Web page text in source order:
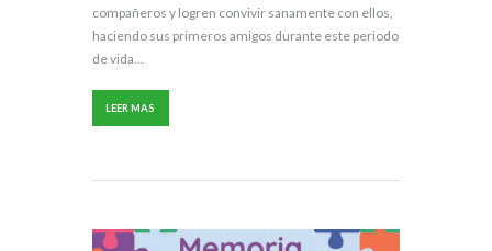
compañeros y logren convivir sanamente con ellos,
haciendo sus primeros amigos durante este periodo
de vida...
LEER MAS